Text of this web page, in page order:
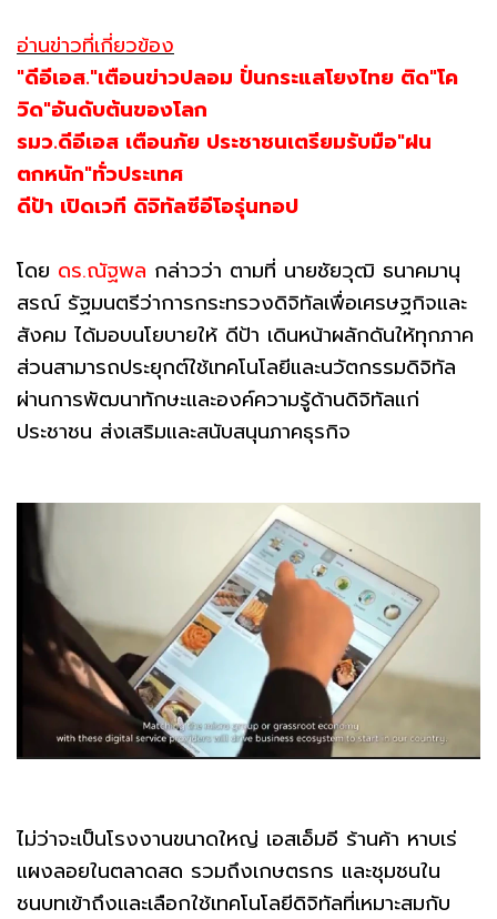
อ่านข่าวที่เกี่ยวข้อง
"ดีอีเอส."เตือนข่าวปลอม ปั่นกระแสโยงไทย ติด"โค
วิด"อันดับต้นของโลก
รมว.ดีอีเอส เตือนภัย ประชาชนเตรียมรับมือ"ฝน
ตกหนัก"ทั่วประเทศ
ดีป้า เปิดเวที ดิจิทัลซีอีโอรุ่นทอป
โดย ดร.ณัฐพล กล่าวว่า ตามที่ นายชัยวุฒิ ธนาคมานุ
สรณ์ รัฐมนตรีว่าการกระทรวงดิจิทัลเพื่อเศรษฐกิจและ
สังคม ได้มอบนโยบายให้ ดีป้า เดินหน้าผลักดันให้ทุกภาค
ส่วนสามารถประยุกต์ใช้เทคโนโลยีและนวัตกรรมดิจิทัล
ผ่านการพัฒนาทักษะและองค์ความรู้ด้านดิจิทัลแก่
ประชาชน ส่งเสริมและสนับสนุนภาคธุรกิจ
ไม่ว่าจะเป็นโรงงานขนาดใหญ่ เอสเอ็มอี ร้านค้า หาบเร่
แผงลอยในตลาดสด รวมถึงเกษตรกร และชุมชนใน
ชนบทเข้าถึงและเลือกใช้เทคโนโลยีดิจิทัลที่เหมาะสมกับ